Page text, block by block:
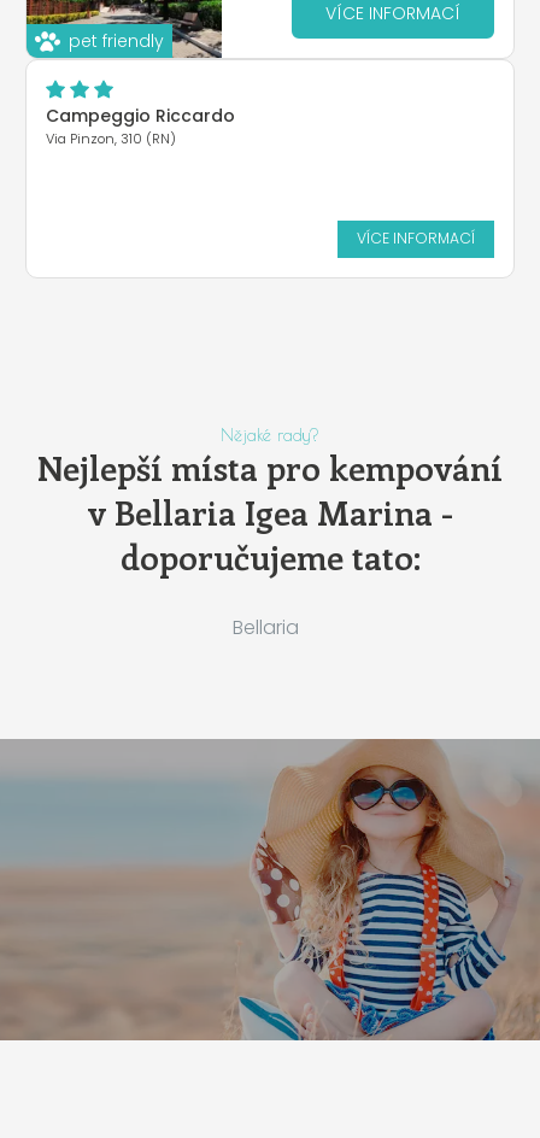
pet friendly
VÍCE INFORMACÍ
Campeggio Riccardo
Via Pinzon, 310 (RN)
VÍCE INFORMACÍ
Nějaké rady?
Nejlepší místa pro kempování
v Bellaria Igea Marina -
doporučujeme tato:
Bellaria